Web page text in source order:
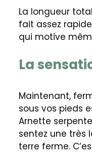
La longueur
fait assez
qui motive
La
Maintenant,
sous vos pieds
Arnette
sentez une très
terre ferme.